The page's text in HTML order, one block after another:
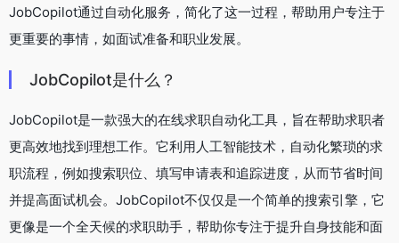
JobCopilot通过自动化服务，简化了这一过程，帮助用户专注于
更重要的事情，如面试准备和职业发展。
JobCopilot是什么？
JobCopilot是一款强大的在线求职自动化工具，旨在帮助求职者
更高效地找到理想工作。它利用人工智能技术，自动化繁琐的求
职流程，例如搜索职位、填写申请表和追踪进度，从而节省时间
并提高面试机会。JobCopilot不仅仅是一个简单的搜索引擎，它
更像是一个全天候的求职助手，帮助你专注于提升自身技能和面